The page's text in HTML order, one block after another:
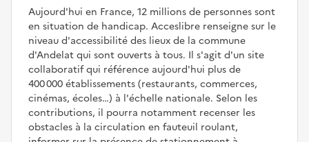
Aujourd'hui en France, 12 millions de personnes sont
en situation de handicap. Acceslibre renseigne sur le
niveau d'accessibilité des lieux de la commune
d'Andelat qui sont ouverts à tous. Il s'agit d'un site
collaboratif qui référence aujourd'hui plus de
400 000 établissements (restaurants, commerces,
cinémas, écoles…) à l'échelle nationale. Selon les
contributions, il pourra notamment recenser les
obstacles à la circulation en fauteuil roulant,